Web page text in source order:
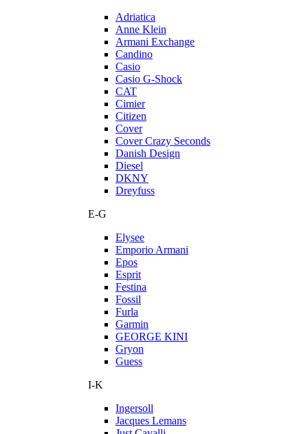
Adriatica
Anne Klein
Armani Exchange
Candino
Casio
Casio G-Shock
CAT
Cimier
Citizen
Cover
Cover Crazy Seconds
Danish Design
Diesel
DKNY
Dreyfuss
E-G
Elysee
Emporio Armani
Epos
Esprit
Festina
Fossil
Furla
Garmin
GEORGE KINI
Gryon
Guess
I-K
Ingersoll
Jacques Lemans